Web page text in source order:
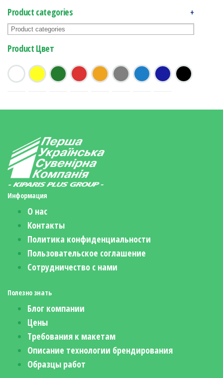
Product categories +
Product Цвет
Информация
О нас
Контакты
Политика конфиденциальности
Пользовательское соглашение
Сотрудничество с нами
Полезно знать
Блог компании
Цены
Требования к макетам
Описание технологии брендирования
Образцы работ